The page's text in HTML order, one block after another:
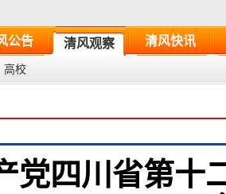
公告 清风观察 清风快讯
高校
党四川省第十